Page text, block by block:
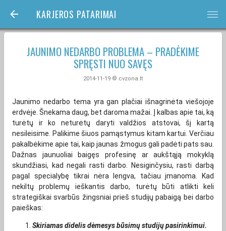
KARJEROS PATARIMAI bars
JAUNIMO NEDARBO PROBLEMA – PRADĖKIME
SPRĘSTI NUO SAVĘS
2014-11-19 © cvzona.lt
Jaunimo nedarbo tema yra gan plačiai išnagrinėta viešojoje
erdvėje. Šnekama daug, bet daroma mažai. Į kalbas apie tai, ką
turėtų ir ko neturėtų daryti valdžios atstovai, šį kartą
nesileisime. Palikime šiuos pamąstymus kitam kartui. Verčiau
pakalbėkime apie tai, kaip jaunas žmogus gali padėti pats sau.
Dažnas jaunuoliai baigęs profesinę ar aukštąją mokyklą
skundžiasi, kad negali rasti darbo. Nesiginčysiu, rasti darbą
pagal specialybę tikrai nėra lengva, tačiau įmanoma. Kad
nekiltų problemų ieškantis darbo, turėtų būti atlikti keli
strategiškai svarbūs žingsniai prieš studijų pabaigą bei darbo
paieškas:
Skiriamas didelis dėmesys būsimų studijų pasirinkimui.